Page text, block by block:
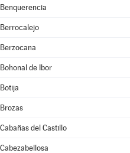
Benquerencia
Berrocalejo
Berzocana
Bohonal de Ibor
Botija
Brozas
Cabañas del Castillo
Cabezabellosa